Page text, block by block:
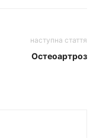
наступна стаття
Остеоартроз